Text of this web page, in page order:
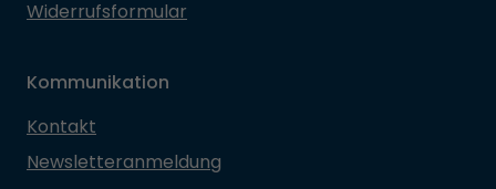
Widerrufsformular
Kommunikation
Kontakt
Newsletteranmeldung